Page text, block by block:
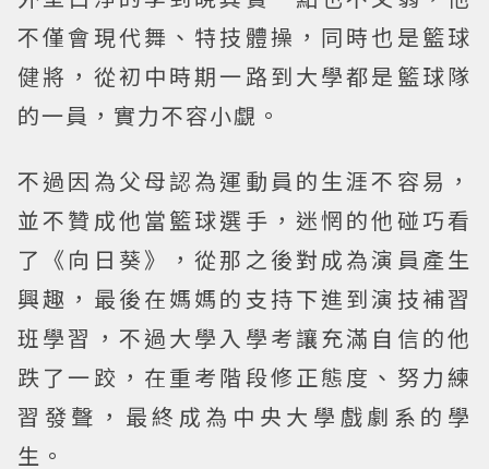
不僅會現代舞、特技體操，同時也是籃球
健將，從初中時期一路到大學都是籃球隊
的一員，實力不容小覷。
不過因為父母認為運動員的生涯不容易，
並不贊成他當籃球選手，迷惘的他碰巧看
了《向日葵》，從那之後對成為演員產生
興趣，最後在媽媽的支持下進到演技補習
班學習，不過大學入學考讓充滿自信的他
跌了一跤，在重考階段修正態度、努力練
習發聲，最終成為中央大學戲劇系的學
生。